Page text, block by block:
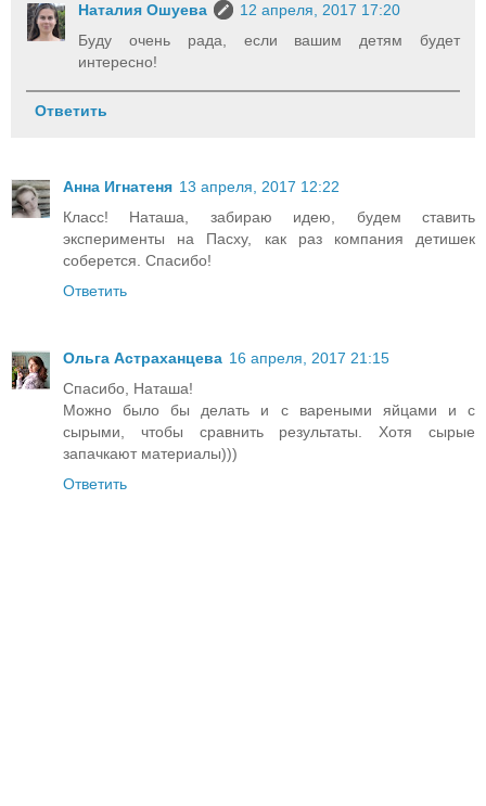
Наталия Ошуева
12 апреля, 2017 17:20
Буду очень рада, если вашим детям будет
интересно!
Ответить
Анна Игнатеня 13 апреля, 2017 12:22
Класс! Наташа, забираю идею, будем ставить
эксперименты на Пасху, как раз компания детишек
соберется. Спасибо!
Ответить
Ольга Астраханцева 16 апреля, 2017 21:15
Спасибо, Наташа!
Можно было бы делать и с вареными яйцами и с
сырыми, чтобы сравнить результаты. Хотя сырые
запачкают материалы)))
Ответить